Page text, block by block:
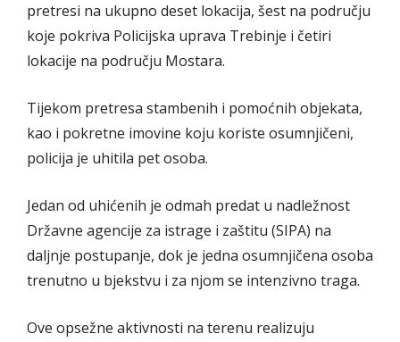
pretresi na ukupno deset lokacija, šest na području
koje pokriva Policijska uprava Trebinje i četiri
lokacije na području Mostara.
Tijekom pretresa stambenih i pomoćnih objekata,
kao i pokretne imovine koju koriste osumnjičeni,
policija je uhitila pet osoba.
Jedan od uhićenih je odmah predat u nadležnost
Državne agencije za istrage i zaštitu (SIPA) na
daljnje postupanje, dok je jedna osumnjičena osoba
trenutno u bjekstvu i za njom se intenzivno traga.
Ove opsežne aktivnosti na terenu realizuju